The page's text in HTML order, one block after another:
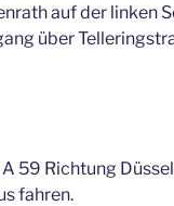
auf der linken
über
59 Richtung
fahren.